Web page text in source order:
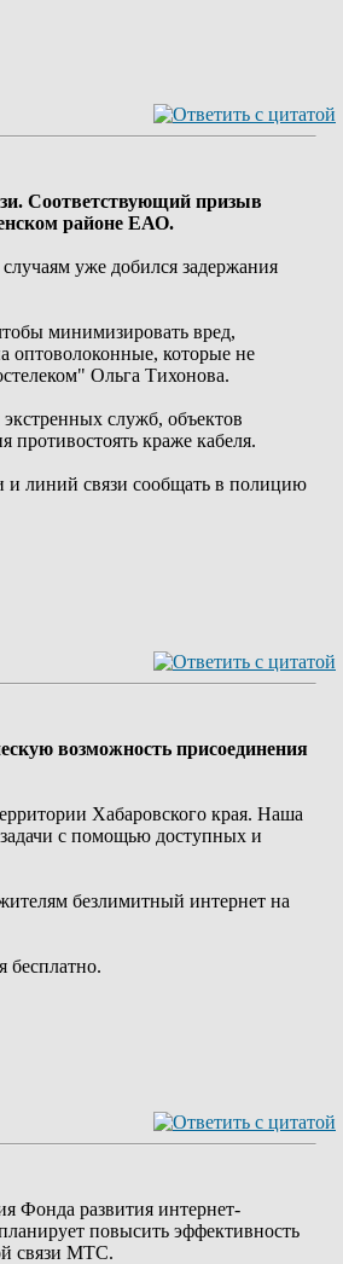
Соответствующий призыв
районе ЕАО.
уже добился задержания
минимизировать вред,
оптоволоконные, которые не
Ольга Тихонова.
служб, объектов
краже кабеля.
линий связи сообщать в полицию
возможность присоединения
Хабаровского края. Наша
с помощью доступных и
безлимитный интернет на
бесплатно.
Фонда развития интернет-
повысить эффективность
связи МТС.